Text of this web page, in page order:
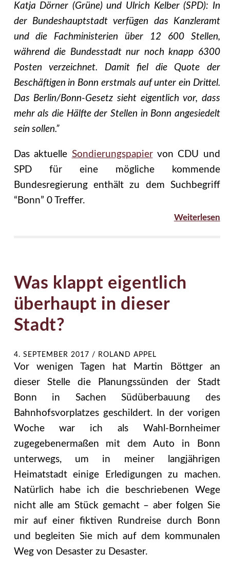
Katja Dörner (Grüne) und Ulrich Kelber (SPD): In
der Bundeshauptstadt verfügen das Kanzleramt
und die Fachministerien über 12 600 Stellen,
während die Bundesstadt nur noch knapp 6300
Posten verzeichnet. Damit fiel die Quote der
Beschäftigen in Bonn erstmals auf unter ein Drittel.
Das Berlin/Bonn-Gesetz sieht eigentlich vor, dass
mehr als die Hälfte der Stellen in Bonn angesiedelt
sein sollen.”
Das aktuelle Sondierungspapiervon CDU und
SPD für eine mögliche kommende
Bundesregierung enthält zu dem Suchbegriff
“Bonn” 0 Treffer.
Weiterlesen
Was klappt eigentlich
überhaupt in dieser
Stadt?
4. SEPTEMBER 2017 / ROLAND APPEL
Vor wenigen Tagen hat Martin Böttger an
dieser Stelle die Planungssünden der Stadt
Bonn in Sachen Südüberbauung des
Bahnhofsvorplatzes geschildert. In der vorigen
Woche war ich als Wahl-Bornheimer
zugegebenermaßen mit dem Auto in Bonn
unterwegs, um in meiner langjährigen
Heimatstadt einige Erledigungen zu machen.
Natürlich habe ich die beschriebenen Wege
nicht alle am Stück gemacht – aber folgen Sie
mir auf einer fiktiven Rundreise durch Bonn
und begleiten Sie mich auf dem kommunalen
Weg von Desaster zu Desaster.